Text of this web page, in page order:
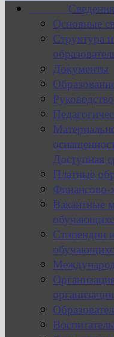
Основные
Структура
Документы
Руководство
Доступная
Платные
Финансово-
Вакантные
Стипендии
организации